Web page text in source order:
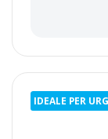
IDEALE PER